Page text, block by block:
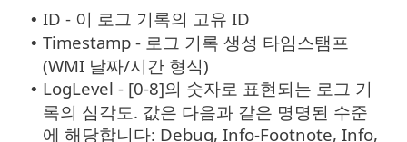
• ID - 이 로그 기록의 고유 ID
• Timestamp - 로그 기록 생성 타임스탬프
(WMI 날짜/시간 형식)
• LogLevel - [0-8]의 숫자로 표현되는 로그 기
록의 심각도. 값은 다음과 같은 명명된 수준
에 해당합니다: Debug, Info-Footnote, Info,